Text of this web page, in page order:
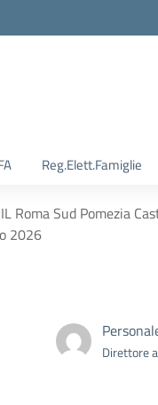
Reg.Elett.Famiglie
Roma Sud Pomezia
2026
Direttore